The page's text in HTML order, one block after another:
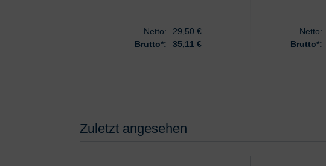
Netto: 29,50 €
Brutto*:
35,11 €
Netto:
Brutto*:
Zuletzt angesehen